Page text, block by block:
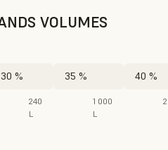
VOLUMES
30 %
240
L
35 %
1 000
L
40 %